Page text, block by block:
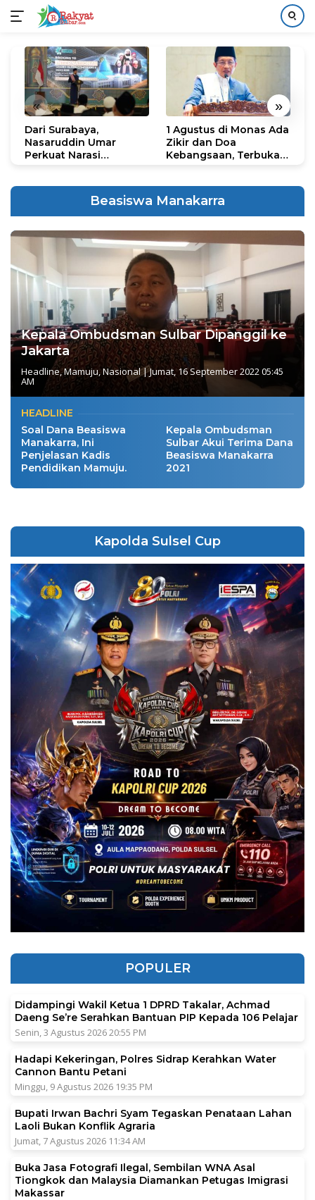
konten
« »
Dari Surabaya,
Nasaruddin Umar
Perkuat Narasi
1 Agustus di Monas Ada
Zikir dan Doa
Kebangsaan, Terbuka
Beasiswa Manakarra
Kepala Ombudsman Sulbar Dipanggil ke
Jakarta
Headline,Mamuju,Nasional|Jumat, 16 September 2022 05:45
AM
HEADLINE
Soal Dana Beasiswa
Manakarra, Ini
Penjelasan Kadis
Pendidikan Mamuju.
Kepala Ombudsman
Sulbar Akui Terima Dana
Beasiswa Manakarra
2021
Kapolda Sulsel Cup
POPULER
Didampingi Wakil Ketua 1 DPRD Takalar, Achmad
Daeng Se’re Serahkan Bantuan PIP Kepada 106 Pelajar
Senin, 3 Agustus 2026 20:55 PM
Hadapi Kekeringan, Polres Sidrap Kerahkan Water
Cannon Bantu Petani
Minggu, 9 Agustus 2026 19:35 PM
Bupati Irwan Bachri Syam Tegaskan Penataan Lahan
Laoli Bukan Konflik Agraria
Jumat, 7 Agustus 2026 11:34 AM
Buka Jasa Fotografi Ilegal, Sembilan WNA Asal
Tiongkok dan Malaysia Diamankan Petugas Imigrasi
Makassar